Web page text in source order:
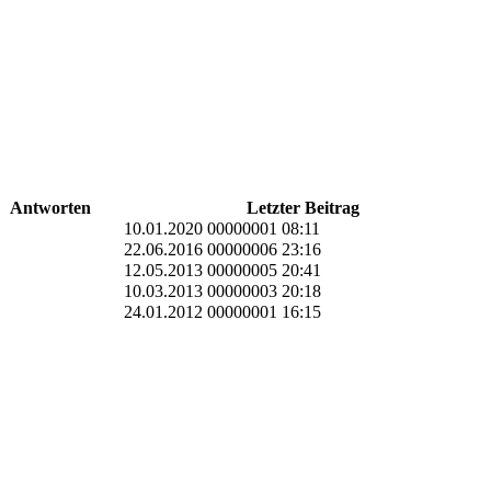
Antworten
Letzter Beitrag
10.01.2020 00000001 08:11
22.06.2016 00000006 23:16
12.05.2013 00000005 20:41
10.03.2013 00000003 20:18
24.01.2012 00000001 16:15